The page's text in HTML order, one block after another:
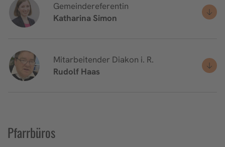
Gemeindereferentin
Katharina Simon
Mitarbeitender Diakon i. R.
Rudolf Haas
Pfarrbüros